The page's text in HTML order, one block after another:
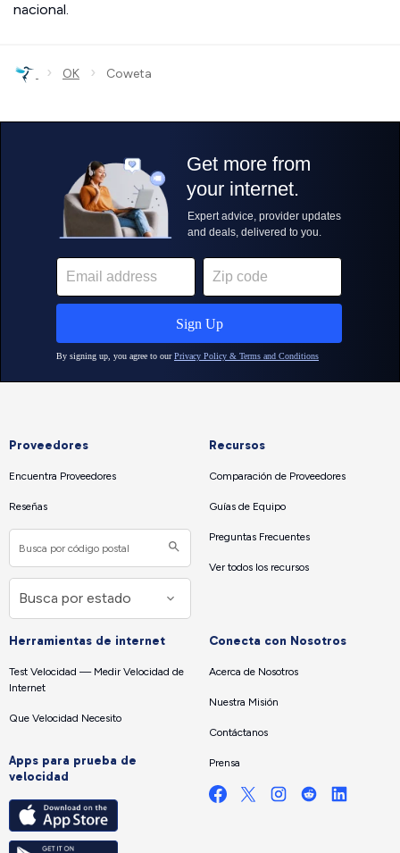
nacional.
› OK › Coweta
Proveedores
Encuentra Proveedores
Reseñas
Recursos
Comparación de Proveedores
Guías de Equipo
Preguntas Frecuentes
Ver todos los recursos
Herramientas de internet
Test Velocidad — Medir Velocidad de
Internet
Que Velocidad Necesito
Apps para prueba de
velocidad
Conecta con Nosotros
Acerca de Nosotros
Nuestra Misión
Contáctanos
Prensa